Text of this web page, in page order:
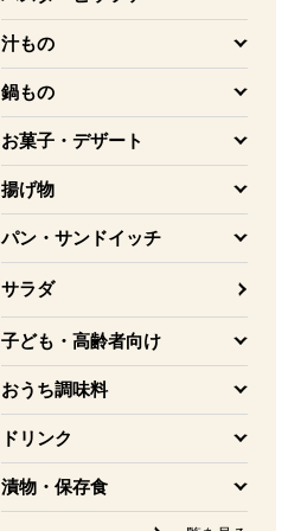
を開く
汁もの
を開く
鍋もの
を開く
お菓子・デザート
を開く
揚げ物
を開く
パン・サンドイッチ
を開く
サラダ
子ども・高齢者向け
を開く
おうち調味料
を開く
ドリンク
を開く
漬物・保存食
を開く